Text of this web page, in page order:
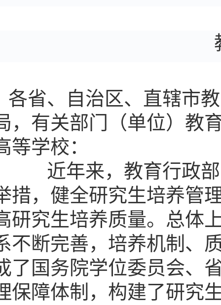
各省、自治区、直辖市
，有关部门（单位）教
等学校：
近年来，教育行政部
措，健全研究生培养管
研究生培养质量。总体
不断完善，培养机制、
了国务院学位委员会、
保障体制，构建了研究